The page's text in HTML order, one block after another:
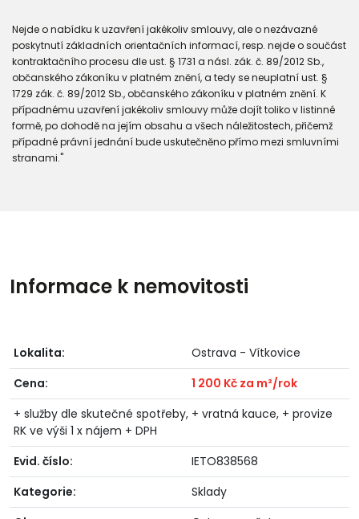
Nejde o nabídku k uzavření jakékoliv smlouvy, ale o nezávazné
poskytnutí základních orientačních informací, resp. nejde o součást
kontraktačního procesu dle ust. § 1731 a násl. zák. č. 89/2012 Sb.,
občanského zákoníku v platném znění, a tedy se neuplatní ust. §
1729 zák. č. 89/2012 Sb., občanského zákoníku v platném znění. K
případnému uzavření jakékoliv smlouvy může dojít toliko v listinné
formě, po dohodě na jejím obsahu a všech náležitostech, přičemž
případné právní jednání bude uskutečněno přímo mezi smluvními
stranami."
Informace k nemovitosti
Lokalita:
Ostrava - Vítkovice
Cena:
1 200 Kč za m²/rok
+ služby dle skutečné spotřeby, + vratná kauce, + provize
RK ve výši 1 x nájem + DPH
Evid. číslo:
IETO838568
Kategorie:
Sklady